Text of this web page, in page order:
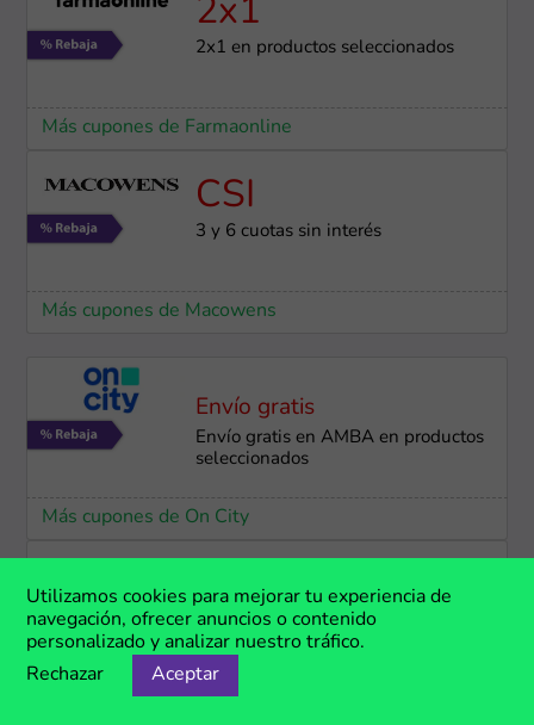
2x1
2x1 en productos seleccionados
Más cupones de Farmaonline
CSI
3 y 6 cuotas sin interés
Más cupones de Macowens
Envío gratis
Envío gratis en AMBA en productos
seleccionados
Más cupones de On City
-25%
20% de dcto. con cartera general y
25% con cartera Eminent del Banco
Galicia
Más cupones de Macowens
Utilizamos cookies para mejorar tu experiencia de
navegación, ofrecer anuncios o contenido
personalizado y analizar nuestro tráfico.
Rechazar
Aceptar